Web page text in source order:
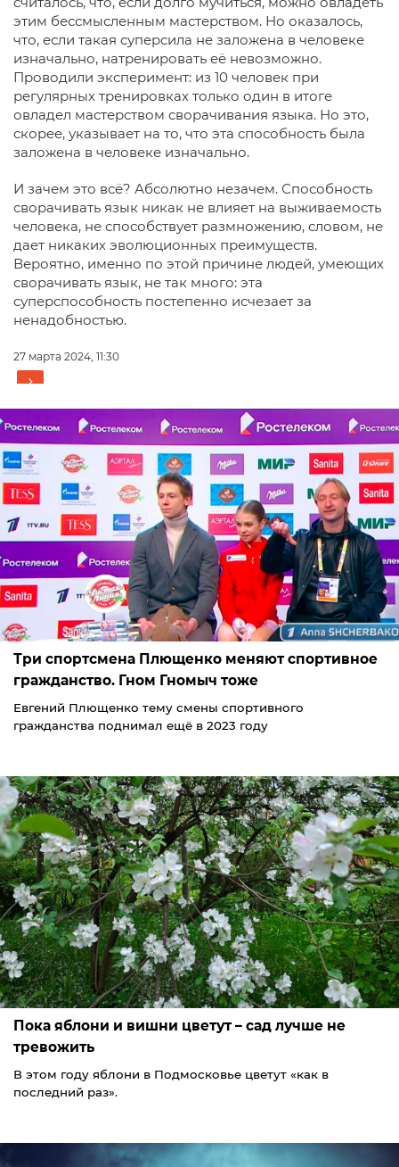
этим бессмысленным мастерством. Но оказалось,
что, если такая суперсила не заложена в человеке
изначально, натренировать её невозможно.
Проводили эксперимент: из 10 человек при
регулярных тренировках только один в итоге
овладел мастерством сворачивания языка. Но это,
скорее, указывает на то, что эта способность была
заложена в человеке изначально.
И зачем это всё? Абсолютно незачем. Способность
сворачивать язык никак не влияет на выживаемость
человека, не способствует размножению, словом, не
дает никаких эволюционных преимуществ.
Вероятно, именно по этой причине людей, умеющих
сворачивать язык, не так много: эта
суперспособность постепенно исчезает за
ненадобностью.
27 марта 2024, 11:30
Три спортсмена Плющенко меняют спортивное
гражданство. Гном Гномыч тоже
Евгений Плющенко тему смены спортивного
гражданства поднимал ещё в 2023 году
Пока яблони и вишни цветут – сад лучше не
тревожить
В этом году яблони в Подмосковье цветут «как в
последний раз».